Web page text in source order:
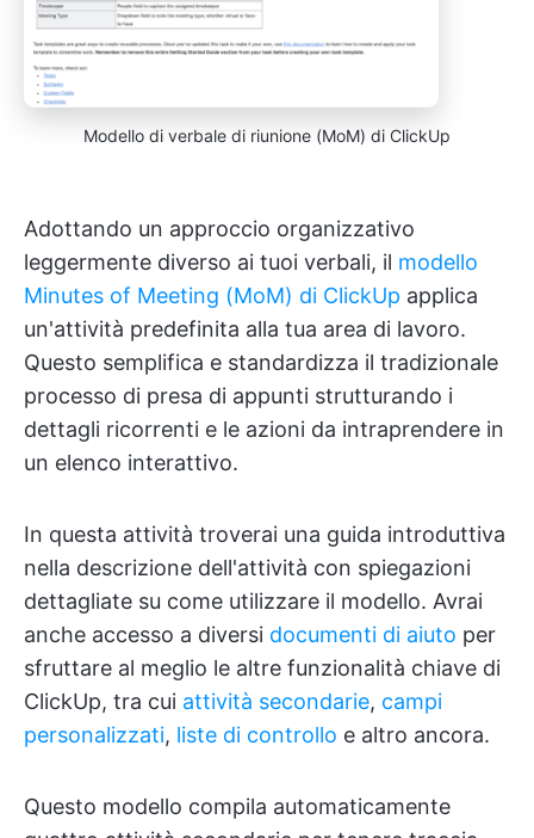
Modello di verbale di riunione (MoM) di ClickUp
Adottando un approccio organizzativo
leggermente diverso ai tuoi verbali, il modello
Minutes of Meeting (MoM) di ClickUp applica
un'attività predefinita alla tua area di lavoro.
Questo semplifica e standardizza il tradizionale
processo di presa di appunti strutturando i
dettagli ricorrenti e le azioni da intraprendere in
un elenco interattivo.
In questa attività troverai una guida introduttiva
nella descrizione dell'attività con spiegazioni
dettagliate su come utilizzare il modello. Avrai
anche accesso a diversi documenti di aiuto per
sfruttare al meglio le altre funzionalità chiave di
ClickUp, tra cui attività secondarie, campi
personalizzati, liste di controllo e altro ancora.
Questo modello compila automaticamente